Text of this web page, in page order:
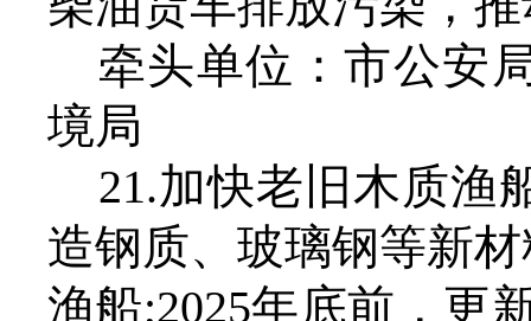
牵头单位：市公安
境局
21.加快老旧木质渔
造钢质、玻璃钢等新
渔船;2025年底前，更